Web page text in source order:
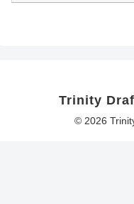
Trinity
© 2026